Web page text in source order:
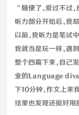
“随便了，爱过不过
听力部分开始后，我
以前，我听力是笔试
我就当是玩一样，遇
整个四篇下来，自己
业的Language
下10分钟，作文上来
结果也发现还挺好用